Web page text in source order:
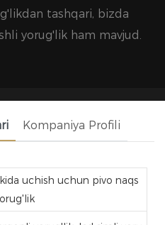
tashqari, bizda
yorug'lik ham mavjud.
Kompaniya Profili
uchish uchun pivo naqs